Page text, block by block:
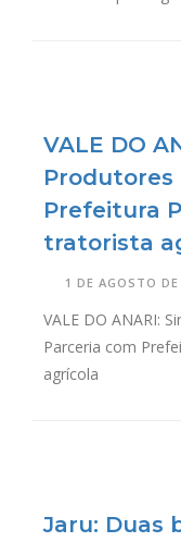
VALE DO
Produtores
Prefeitura
tratorista
1 DE AGOSTO
VALE DO ANARI:
Parceria com
agrícola
Jaru: Duas